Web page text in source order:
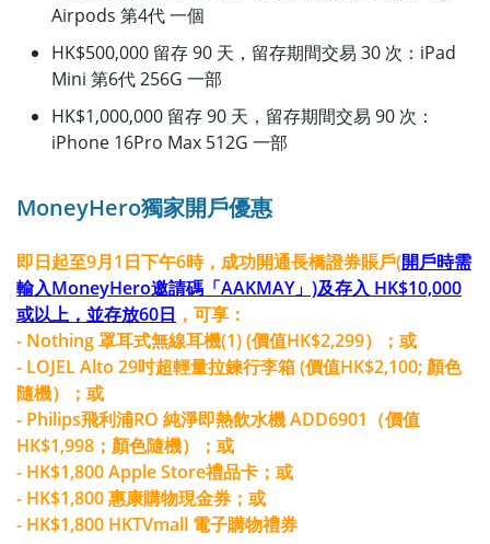
Airpods 第4代 一個
HK$500,000 留存 90 天，留存期間交易 30 次：iPad
Mini 第6代 256G 一部
HK$1,000,000 留存 90 天，留存期間交易 90 次：
iPhone 16Pro Max 512G 一部
MoneyHero獨家開戶優惠
即日起至9月1日下午6時，成功開通長橋證券賬戶(開戶時需
輸入MoneyHero邀請碼「AAKMAY」)及存入 HK$10,000
或以上，並存放60日 ，可享：
- Nothing 罩耳式無線耳機(1) (價值HK$2,299）；或
- LOJEL Alto 29吋超輕量拉鍊行李箱 (價值HK$2,100; 顏色
隨機）；或
- Philips飛利浦RO 純淨即熱飲水機 ADD6901（價值
HK$1,998；顏色隨機）；或
- HK$1,800 Apple Store禮品卡；或
- HK$1,800 惠康購物現金券；或
- HK$1,800 HKTVmall 電子購物禮券